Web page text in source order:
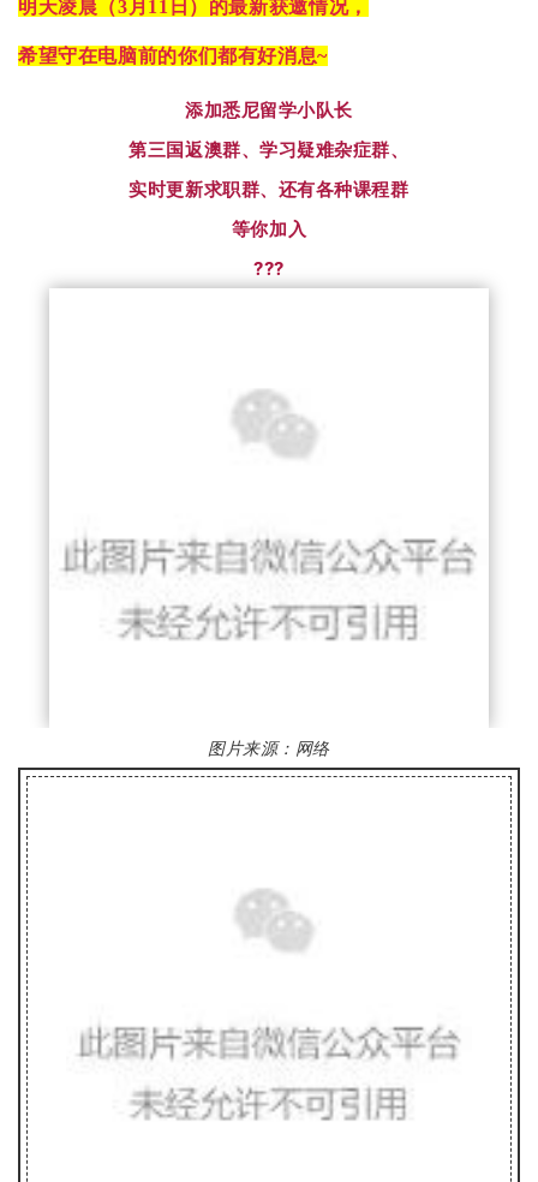
明天凌晨（3月11日）的最新获邀情况，
希望守在电脑前的你们都有好消息~
添加悉尼留学小队长
第三国返澳群、学习疑难杂症群、
实时更新求职群、还有各种课程群
等你加入
???
图片来源： 网络